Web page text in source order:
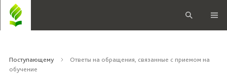
Поступающему
Ответы на обращения, связанные с приемом на
обучение